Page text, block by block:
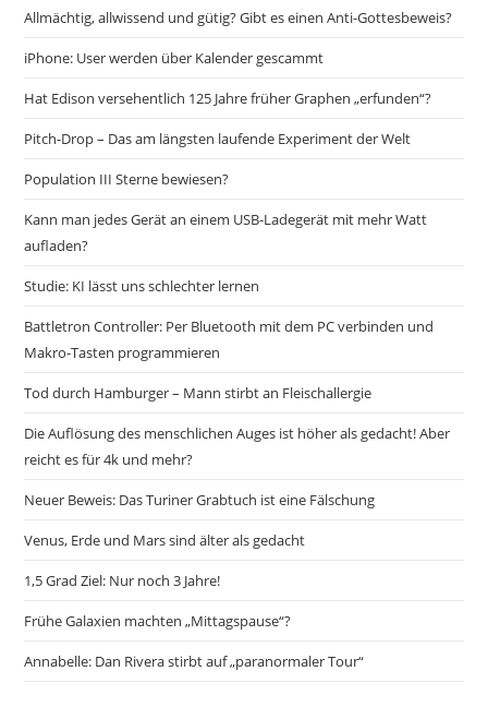
Allmächtig, allwissend und gütig? Gibt es einen Anti-Gottesbeweis?
iPhone: User werden über Kalender gescammt
Hat Edison versehentlich 125 Jahre früher Graphen „erfunden“?
Pitch-Drop – Das am längsten laufende Experiment der Welt
Population III Sterne bewiesen?
Kann man jedes Gerät an einem USB-Ladegerät mit mehr Watt
aufladen?
Studie: KI lässt uns schlechter lernen
Battletron Controller: Per Bluetooth mit dem PC verbinden und
Makro-Tasten programmieren
Tod durch Hamburger – Mann stirbt an Fleischallergie
Die Auflösung des menschlichen Auges ist höher als gedacht! Aber
reicht es für 4k und mehr?
Neuer Beweis: Das Turiner Grabtuch ist eine Fälschung
Venus, Erde und Mars sind älter als gedacht
1,5 Grad Ziel: Nur noch 3 Jahre!
Frühe Galaxien machten „Mittagspause“?
Annabelle: Dan Rivera stirbt auf „paranormaler Tour“